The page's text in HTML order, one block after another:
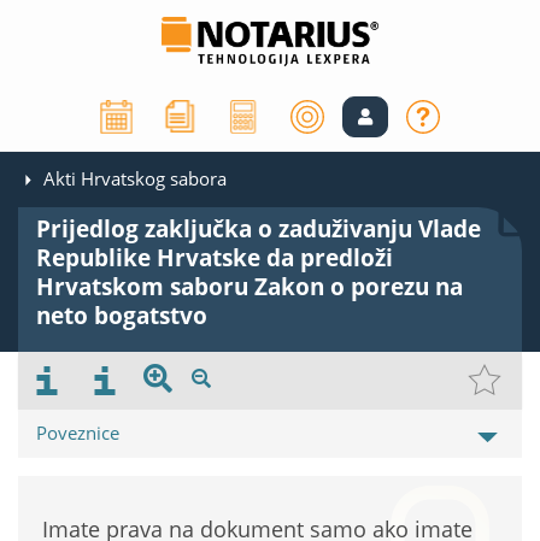
Akti Hrvatskog sabora
Prijedlog zaključka o zaduživanju Vlade
Republike Hrvatske da predloži
Hrvatskom saboru Zakon o porezu na
neto bogatstvo
Poveznice
Imate prava na dokument samo ako imate